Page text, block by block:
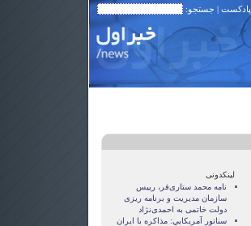
پادکست | جستجو:
لینکدونی
نامه محمد ستاری‌فر، رییس
سازمان مدیریت و برنامه ریزی
دولت خاتمی به احمدی‌نژاد
سناتور آمريکايي: مذاکره با ايران